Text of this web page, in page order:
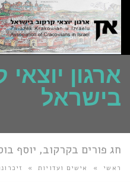
ארגון
בישראל
חג פורים בקרקוב, יוסף
ראשי » אישים ועדויות »